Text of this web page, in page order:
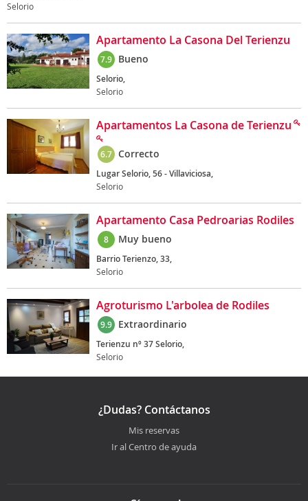
Selorio
Apartamento La Casona Del Terienzu
7.9 Bueno
Selorio,
Selorio
Apartamentos La Casona de Terienzu
6.7 Correcto
Lugar Selorio, 56 - Villaviciosa,
Selorio
Apartamento Casa Pedroarias Rodiles
8 Muy bueno
Barrio Terienzo, 33,
Selorio
Agroturismo L'arbolea de Rodiles
9.9 Extraordinario
Terienzu nº 37 Selorio,
Selorio
¿Dudas? Contáctanos
Mis reservas
Ir al Centro de ayuda